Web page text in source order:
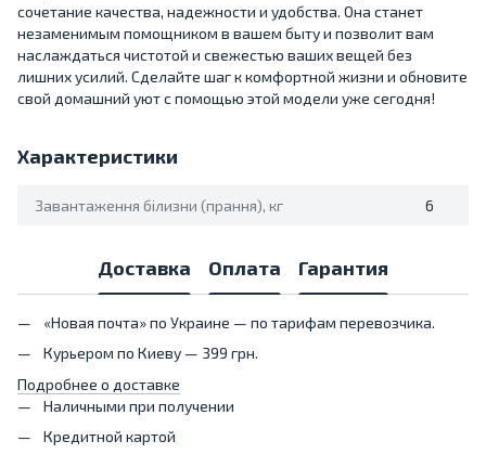
сочетание качества, надежности и удобства. Она станет
незаменимым помощником в вашем быту и позволит вам
наслаждаться чистотой и свежестью ваших вещей без
лишних усилий. Сделайте шаг к комфортной жизни и обновите
свой домашний уют с помощью этой модели уже сегодня!
Характеристики
Завантаження білизни (прання), кг 6
Доставка Оплата Гарантия
«Новая почта» по Украине — по тарифам перевозчика.
Курьером по Киеву — 399 грн.
Подробнее о доставке
Наличными при получении
Кредитной картой